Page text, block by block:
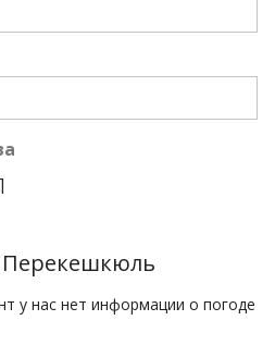
Перекешкюль
у нас нет информации о погоде